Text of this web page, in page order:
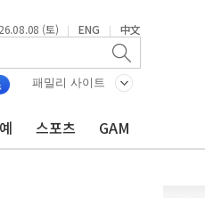
(토) | ENG | 中文
패밀리 사이트
스포츠 GAM
흘 연속 최고치